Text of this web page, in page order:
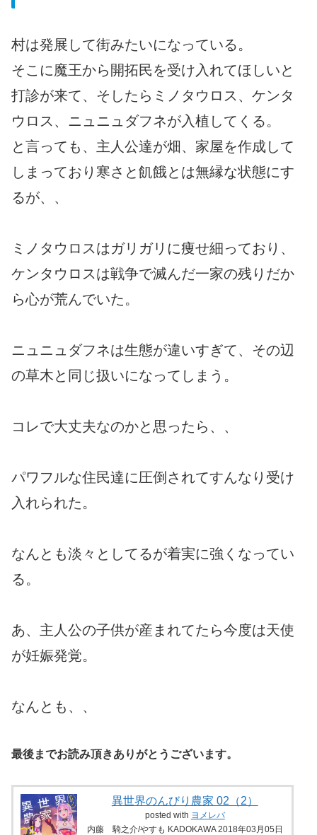
村は発展して街みたいになっている。
そこに魔王から開拓民を受け入れてほしいと
打診が来て、そしたらミノタウロス、ケンタ
ウロス、ニュニュダフネが入植してくる。
と言っても、主人公達が畑、家屋を作成して
しまっており寒さと飢餓とは無縁な状態にす
るが、、
ミノタウロスはガリガリに痩せ細っており、
ケンタウロスは戦争で滅んだ一家の残りだか
ら心が荒んでいた。
ニュニュダフネは生態が違いすぎて、その辺
の草木と同じ扱いになってしまう。
コレで大丈夫なのかと思ったら、、
パワフルな住民達に圧倒されてすんなり受け
入れられた。
なんとも淡々としてるが着実に強くなってい
る。
あ、主人公の子供が産まれてたら今度は天使
が妊娠発覚。
なんとも、、
最後までお読み頂きありがとうございます。
異世界のんびり農家 02（2）
posted with ヨメレバ
内藤 騎之介/やすも KADOKAWA 2018年03月05日